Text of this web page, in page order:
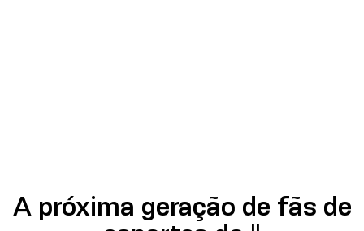
A próxima geração de fãs de